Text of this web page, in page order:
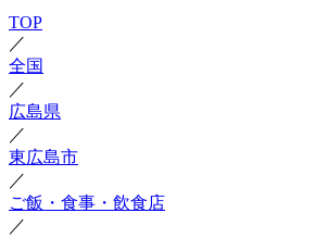
TOP
／
全国
／
広島県
／
東広島市
／
ご飯・食事・飲食店
／